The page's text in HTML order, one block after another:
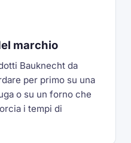
marchio
Bauknecht da
per primo su una
o su un forno che
i tempi di